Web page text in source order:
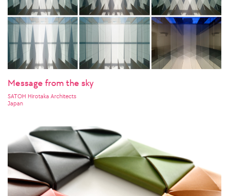
Message from the sky
SATOH Hirotaka Architects
Japan